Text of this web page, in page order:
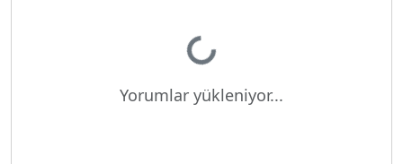
Yorumlar yükleniyor...